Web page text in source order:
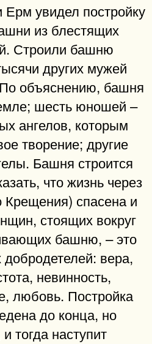
увидел постройку
из блестящих
Строили башню
других мужей
объяснению, башня
шесть юношей –
ангелов, которым
творение; другие
Башня строится
что жизнь через
Крещения) спасена и
стоящих вокруг
башню, – это
добродетелей: вера,
невинность,
любовь. Постройка
до конца, но
тогда наступит